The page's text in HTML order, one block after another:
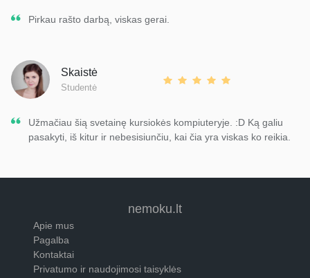
Pirkau rašto darbą, viskas gerai.
Skaistė
Studentė
Užmačiau šią svetainę kursiokės kompiuteryje. :D Ką galiu
pasakyti, iš kitur ir nebesisiunčiu, kai čia yra viskas ko reikia.
nemoku.lt
Apie mus
Pagalba
Kontaktai
Privatumo ir naudojimosi taisyklės